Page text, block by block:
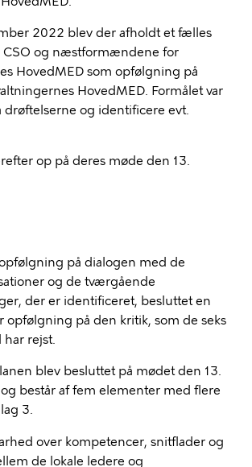
2022 blev der afholdt et fælles
CSO og næstformændene for
HovedMED som opfølgning på
HovedMED. Formålet var
drøftelserne og identificere evt.
op på deres møde den 13.
på dialogen med de
og de tværgående
der er identificeret, besluttet en
opfølgning på den kritik, som de seks
rejst.
blev besluttet på mødet den 13.
består af fem elementer med flere
3.
over kompetencer, snitflader og
de lokale ledere og